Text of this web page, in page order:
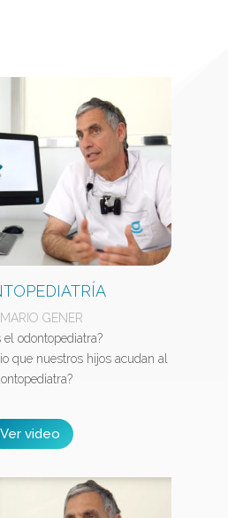
GENER
el odontopediatra?
que nuestros hijos acudan al
Ver video